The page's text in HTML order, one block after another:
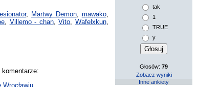
, Martwy Demon, mawako,
, Villemo - chan,Vito, Wafelxkun,
komentarze:
tak
1
TRUE
y
Głosów:79
Zobacz wyniki
Inne ankiety